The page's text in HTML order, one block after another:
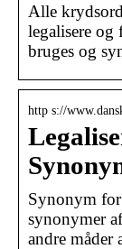
Alle
legalisere og
bruges og
http s://
Synonym
synonymer
andre måder